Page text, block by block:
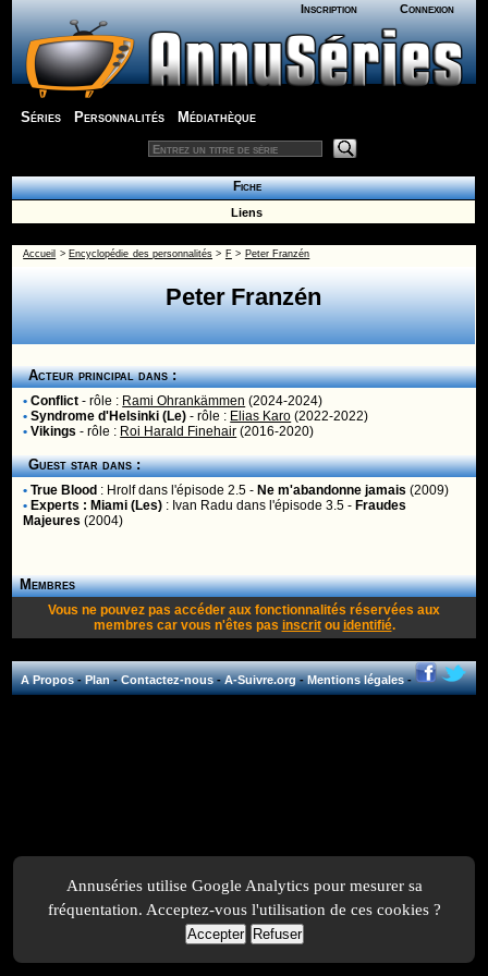
Inscription Connexion
Séries Personnalités Médiathèque
Fiche
Liens
Accueil > Encyclopédie des personnalités > F> Peter Franzén
Peter Franzén
Acteur principal dans :
• Conflict - rôle : Rami Ohrankämmen (2024-2024)
• Syndrome d'Helsinki (Le) - rôle : Elias Karo (2022-2022)
• Vikings - rôle : Roi Harald Finehair (2016-2020)
Guest star dans :
• True Blood : Hrolfdans l'épisode 2.5 - Ne m'abandonne jamais (2009)
• Experts : Miami (Les) : Ivan Radu dans l'épisode 3.5 - Fraudes
Majeures (2004)
Membres
Vous ne pouvez pas accéder aux fonctionnalités réservées aux
membres car vous n'êtes pas inscritou identifié.
A Propos-Plan-Contactez-nous-A-Suivre.org-Mentions légales-
Annuséries utilise Google Analytics pour mesurer sa
fréquentation. Acceptez-vous l'utilisation de ces cookies ?
Accepter Refuser